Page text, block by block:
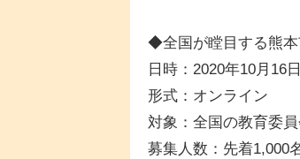
◆全国が瞠目する熊
日時：2020年10月16
形式：オンライン
対象：全国の教育委
募集人数：先着1,000